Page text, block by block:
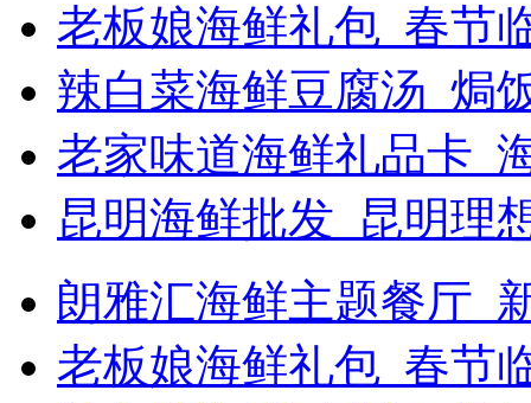
老板娘海鲜礼包_春节
辣白菜海鲜豆腐汤_焗
老家味道海鲜礼品卡_
昆明海鲜批发_昆明理
朗雅汇海鲜主题餐厅_
老板娘海鲜礼包_春节